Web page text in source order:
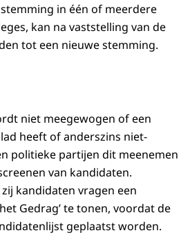
in één of meerdere
kan na vaststelling van de
tot een nieuwe stemming.
niet meegewogen of een
heeft of anderszins niet-
politieke partijen dit meenemen
van kandidaten.
kandidaten vragen een
Gedrag’ te tonen, voordat de
geplaatst worden.